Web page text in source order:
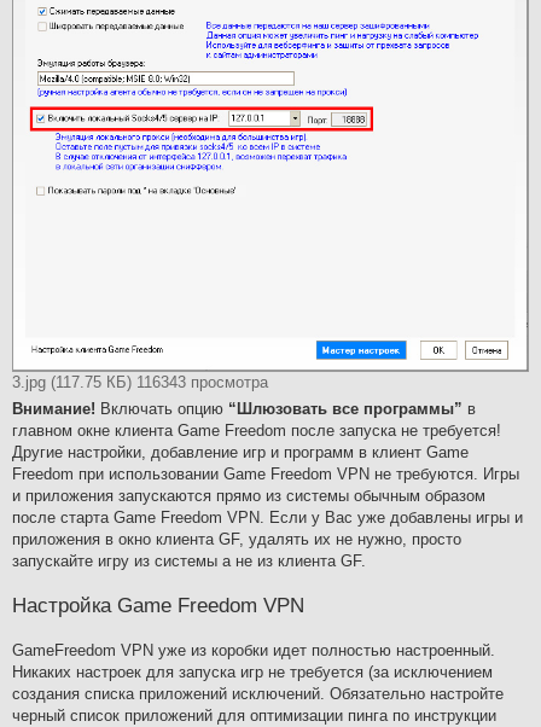
3.jpg (117.75 КБ) 116343 просмотра
Внимание! Включать опцию “Шлюзовать все программы” в
главном окне клиента Game Freedom после запуска не требуется!
Другие настройки, добавление игр и программ в клиент Gаme
Freedom при использовании Game Freedom VPN не требуются. Игры
и приложения запускаются прямо из системы обычным образом
после старта Game Freedom VPN. Если у Вас уже добавлены игры и
приложения в окно клиента GF, удалять их не нужно, просто
запускайте игру из системы а не из клиента GF.
Настройка Game Freedom VPN
GameFreedom VPN уже из коробки идет полностью настроенный.
Никаких настроек для запуска игр не требуется (за исключением
создания списка приложений исключений. Обязательно настройте
черный список приложений для оптимизации пинга по инструкции